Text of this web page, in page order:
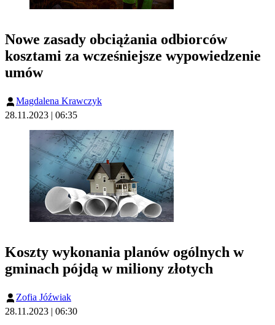
Nowe zasady obciążania odbiorców
kosztami za wcześniejsze wypowiedzenie
umów
Magdalena Krawczyk
28.11.2023 | 06:35
Koszty wykonania planów ogólnych w
gminach pójdą w miliony złotych
Zofia Jóźwiak
28.11.2023 | 06:30